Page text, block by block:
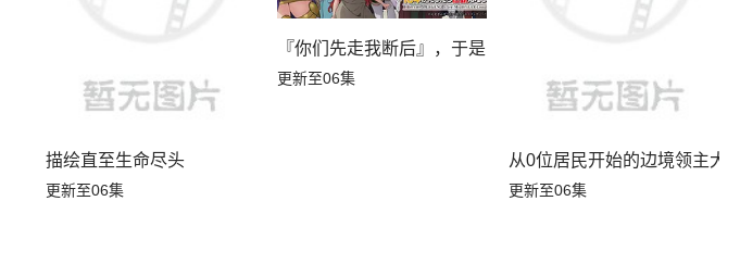
描绘直至生命尽头
更新至06集
『你们先走我断后』，于是10年后我成为了传说
更新至06集
从0位居民开始的边境领主大人
更新至06集